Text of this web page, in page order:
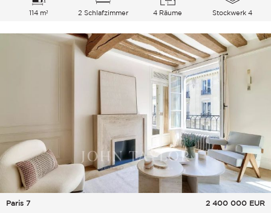
114 m² 2 Schlafzimmer 4 Räume Stockwerk 4
Paris 7
2 400 000 EUR